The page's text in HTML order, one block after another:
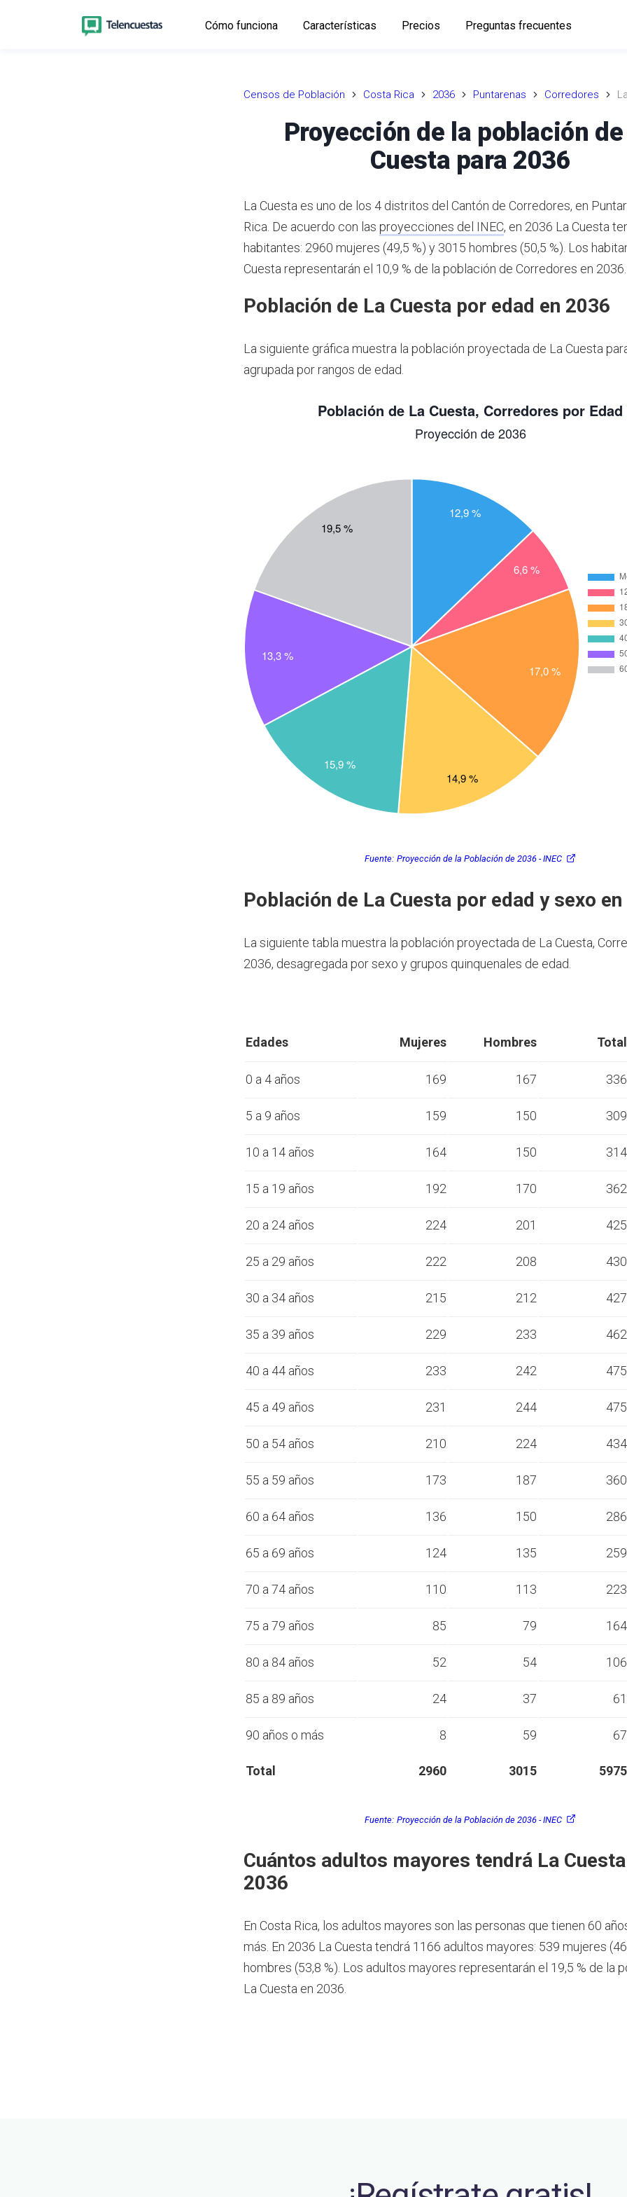
Cómo funciona Características Precios Preguntas frecuentes
Censos de Población Costa Rica 2036 Puntarenas Corredores
Proyección de la población
Cuesta para 2036
La Cuesta es uno de los 4 distritos del Cantón de Corredores, en
Rica. De acuerdo con las proyecciones del INEC, en 2036 La Cuesta
habitantes: 2960 mujeres (49,5 %) y 3015 hombres (50,5 %). Los
Cuesta representarán el 10,9 % de la población de Corredores en 2036.
Población de La Cuesta por edad en 2036
La siguiente gráfica muestra la población proyectada de La Cuesta
agrupada por rangos de edad.
Fuente: Proyección de la Población de 2036 - INEC
Población de La Cuesta por edad y sexo
La siguiente tabla muestra la población proyectada de La Cuesta,
2036, desagregada por sexo y grupos quinquenales de edad.
Edades Mujeres Hombres Total
0 a 4 años 169 167 336
5 a 9 años 159 150 309
10 a 14 años 164 150 314
15 a 19 años 192 170 362
20 a 24 años 224 201 425
25 a 29 años 222 208 430
30 a 34 años 215 212 427
35 a 39 años 229 233 462
40 a 44 años 233 242 475
45 a 49 años 231 244 475
50 a 54 años 210 224 434
55 a 59 años 173 187 360
60 a 64 años 136 150 286
65 a 69 años 124 135 259
70 a 74 años 110 113 223
75 a 79 años 85 79 164
80 a 84 años 52 54 106
85 a 89 años 24 37 61
90 años o más 8 59 67
Total 2960 3015 5975
Fuente: Proyección de la Población de 2036 - INEC
Cuántos adultos mayores tendrá La
2036
En Costa Rica, los adultos mayores son las personas que tienen 60
más. En 2036 La Cuesta tendrá 1166 adultos mayores: 539 mujeres
hombres (53,8 %). Los adultos mayores representarán el 19,5 % de la
La Cuesta en 2036.